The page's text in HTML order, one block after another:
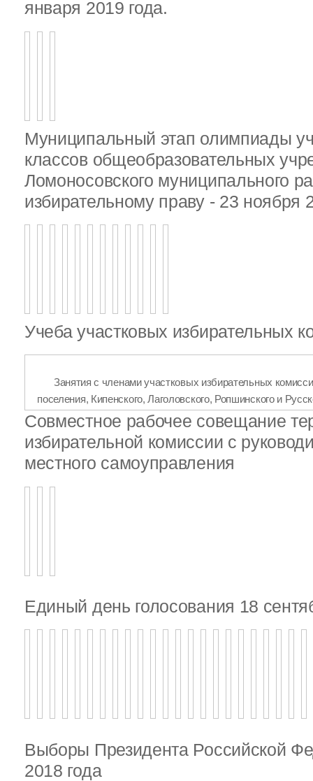
января 2019 года.
Муниципальный этап олимпиады
классов общеобразовательных
Ломоносовского муниципального
избирательному праву - 23 ноября
Учеба участковых избирательных
Занятия с членами участковых избирательных
поселения, Кипенского, Лаголовского, Ропшинского и
Совместное рабочее совещание
избирательной комиссии с
местного самоуправления
Единый день голосования 18
Выборы Президента Российской
2018 года